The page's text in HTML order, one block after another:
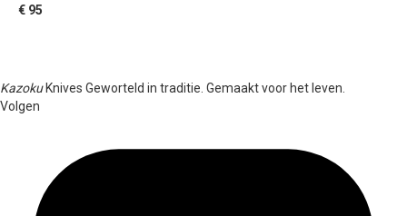
€ 95
KazokuKnives Geworteld in traditie. Gemaakt voor het leven.
Volgen